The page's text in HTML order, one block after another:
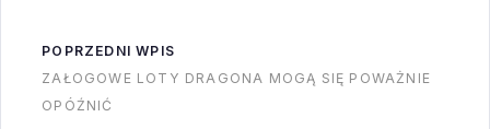
dotrzyma tempa do
finiszu? To się
najprawdopodobniej
POPRZEDNI WPIS
ZAŁOGOWE LOTY DRAGONA MOGĄ SIĘ POWAŻNIE
OPÓŹNIĆ